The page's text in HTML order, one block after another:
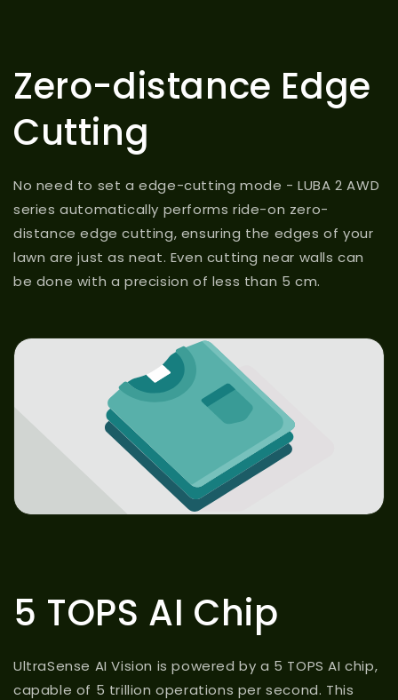
Zero-distance Edge
Cutting
No need to set a edge-cutting mode - LUBA 2 AWD
series automatically performs ride-on zero-
distance edge cutting, ensuring the edges of your
lawn are just as neat. Even cutting near walls can
be done with a precision of less than 5 cm.
5 TOPS AI Chip
UltraSense AI Vision is powered by a 5 TOPS AI chip,
capable of 5 trillion operations per second. This